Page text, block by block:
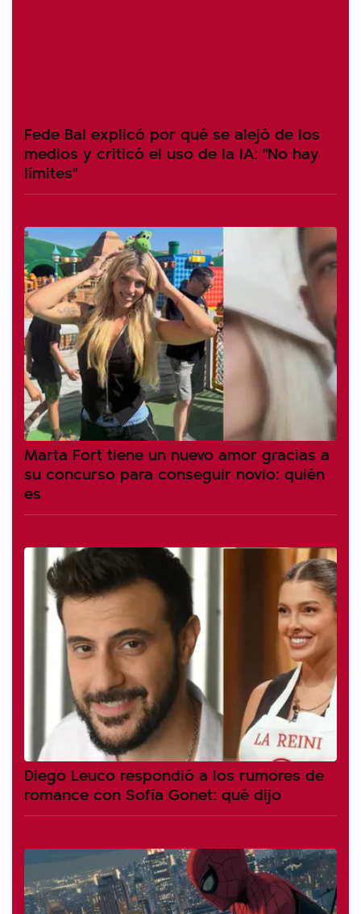
Fede Bal explicó por qué se alejó de los
medios y criticó el uso de la IA: "No hay
límites"
Marta Fort tiene un nuevo amor gracias a
su concurso para conseguir novio: quién
es
Diego Leuco respondió a los rumores de
romance con Sofía Gonet: qué dijo